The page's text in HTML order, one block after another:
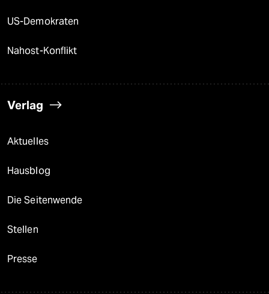
US-Demokraten
Nahost-Konflikt
Verlag
Aktuelles
Hausblog
Die Seitenwende
Stellen
Presse